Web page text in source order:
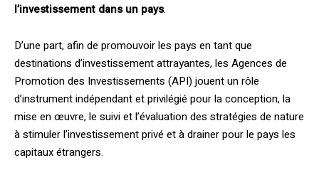
l’investissement dans un pays.
D’une part, afin de promouvoir les pays en tant que
destinations d’investissement attrayantes, les Agences de
Promotion des Investissements (API) jouent un rôle
d’instrument indépendant et privilégié pour la conception, la
mise en œuvre, le suivi et l’évaluation des stratégies de nature
à stimuler l’investissement privé et à drainer pour le pays les
capitaux étrangers.